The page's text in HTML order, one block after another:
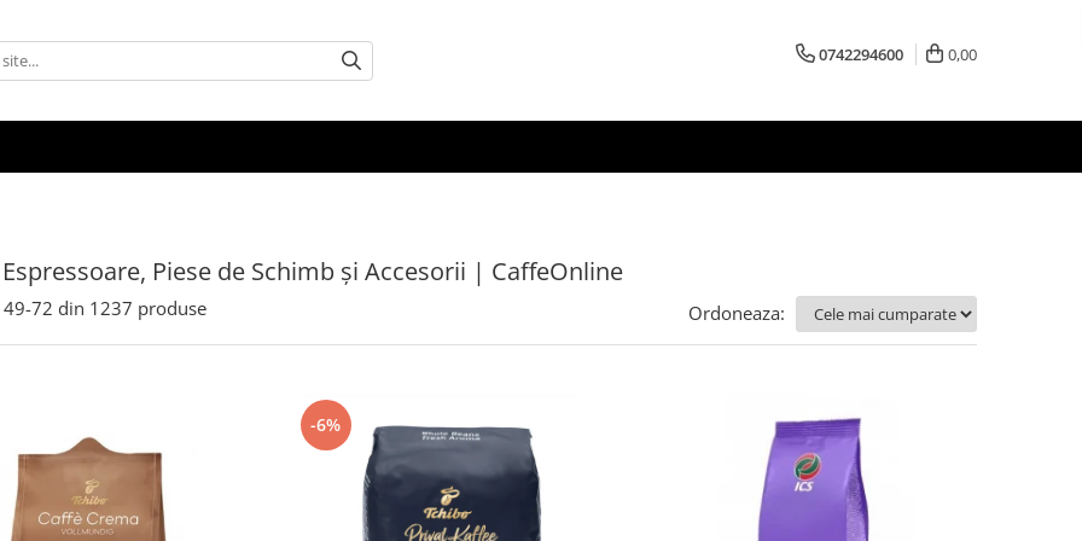
0742294600 0,00
Piese de Schimb și Accesorii | CaffeOnline
49-72 din 1237 produse Ordoneaza:
-6%